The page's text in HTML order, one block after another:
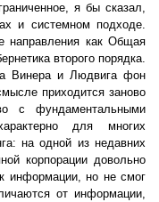
я бы сказал,
и системном подходе.
направления как Общая
второго порядка.
Винера и Людвига фон
приходится заново
с фундаментальными
для многих
на одной из недавних
корпорации довольно
информации, но не смог
от информации,